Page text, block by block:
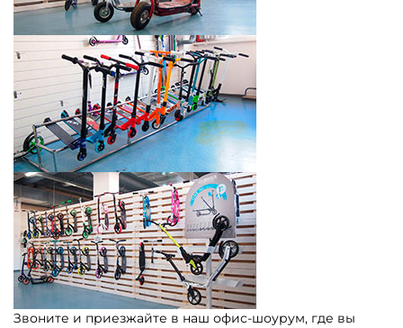
Звоните и приезжайте в наш офис-шоурум, где вы